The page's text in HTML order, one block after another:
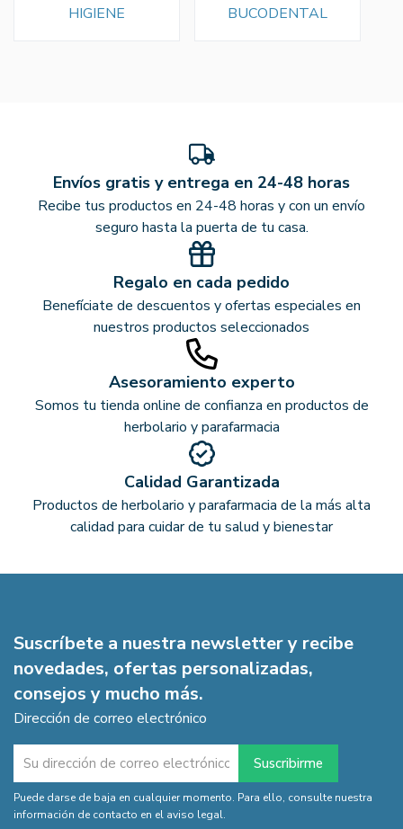
HIGIENE BUCODENTAL
Envíos gratis y entrega en 24-48 horas
Recibe tus productos en 24-48 horas y con un envío
seguro hasta la puerta de tu casa.
Regalo en cada pedido
Benefíciate de descuentos y ofertas especiales en
nuestros productos seleccionados
Asesoramiento experto
Somos tu tienda online de confianza en productos de
herbolario y parafarmacia
Calidad Garantizada
Productos de herbolario y parafarmacia de la más alta
calidad para cuidar de tu salud y bienestar
Suscríbete a nuestra newsletter y recibe
novedades, ofertas personalizadas,
consejos y mucho más.
Dirección de correo electrónico
Puede darse de baja en cualquier momento. Para ello, consulte nuestra
información de contacto en el aviso legal.